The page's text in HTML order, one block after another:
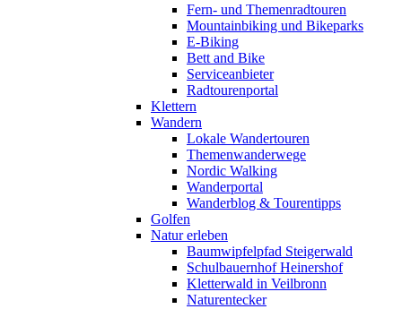
Fern- und Themenradtouren
Mountainbiking und Bikeparks
E-Biking
Bett and Bike
Serviceanbieter
Radtourenportal
Klettern
Wandern
Lokale Wandertouren
Themenwanderwege
Nordic Walking
Wanderportal
Wanderblog & Tourentipps
Golfen
Natur erleben
Baumwipfelpfad Steigerwald
Schulbauernhof Heinershof
Kletterwald in Veilbronn
Naturentecker